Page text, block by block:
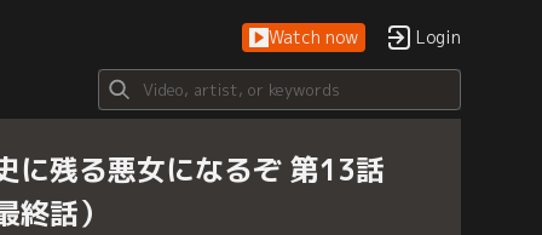
Watch now Login
に残る悪女になるぞ 第13話
終話）